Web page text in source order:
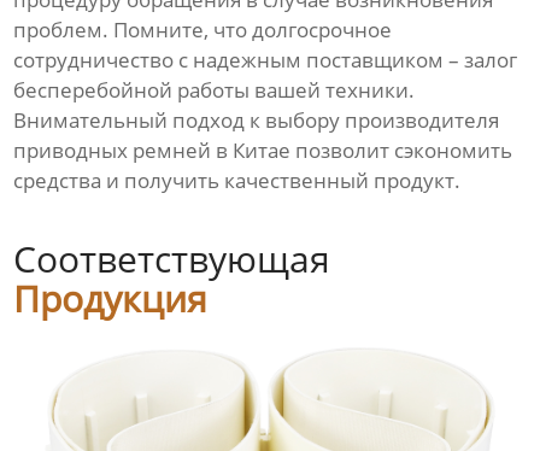
проблем. Помните, что долгосрочное
сотрудничество с надежным поставщиком – залог
бесперебойной работы вашей техники.
Внимательный подход к выбору производителя
приводных ремней в Китае позволит сэкономить
средства и получить качественный продукт.
Соответствующая
Продукция